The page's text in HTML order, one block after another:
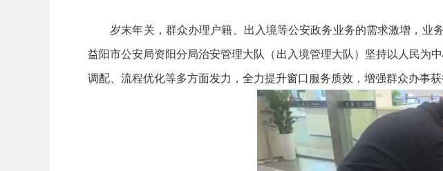
岁末年关，群众办理户籍、出入境等公安政务业务的需求激增，业务
益阳市公安局资阳分局治安管理大队（出入境管理大队）坚持以人民为
调配、流程优化等多方面发力，全力提升窗口服务质效，增强群众办事获